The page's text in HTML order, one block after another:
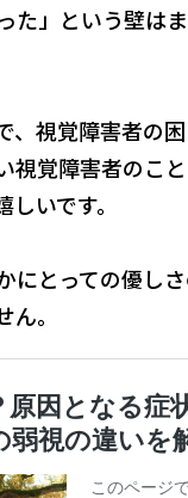
た」という壁は
、視覚障害者の
視覚障害者のこ
いです。
にとっての優し
。